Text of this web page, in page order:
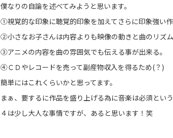
僕なりの自論を述べてみようと思います。
①視覚的な印象に聴覚的印象を加えてさらに印象強い作
②小さなお子さんは内容よりも映像の動きと曲のリズム
③アニメの内容を曲の雰囲気でも伝える事が出来る。
④ＣＤやレコードを売って副産物収入を得るため(？)
簡単にはこれくらいかと思ってます。
まぁ、要するに作品を盛り上げる為に音楽は必須とい
４は少し大人な事情ですが、あると思います！笑